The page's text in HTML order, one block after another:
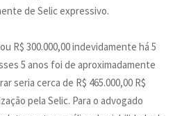
de Selic expressivo.
R$ 300.000,00 indevidamente há 5
5 anos foi de aproximadamente
seria cerca de R$ 465.000,00 R$
pela Selic. Para o advogado